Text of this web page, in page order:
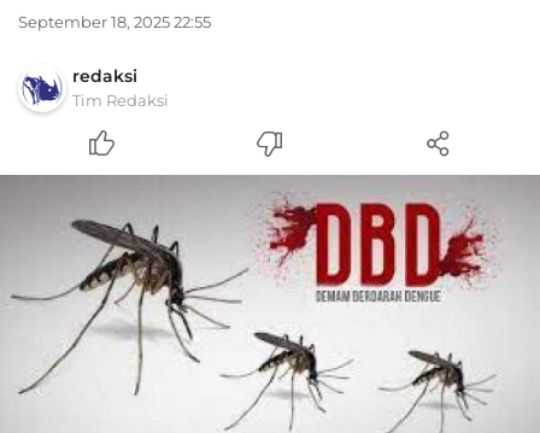
September 18, 2025 22:55
redaksi
Tim Redaksi